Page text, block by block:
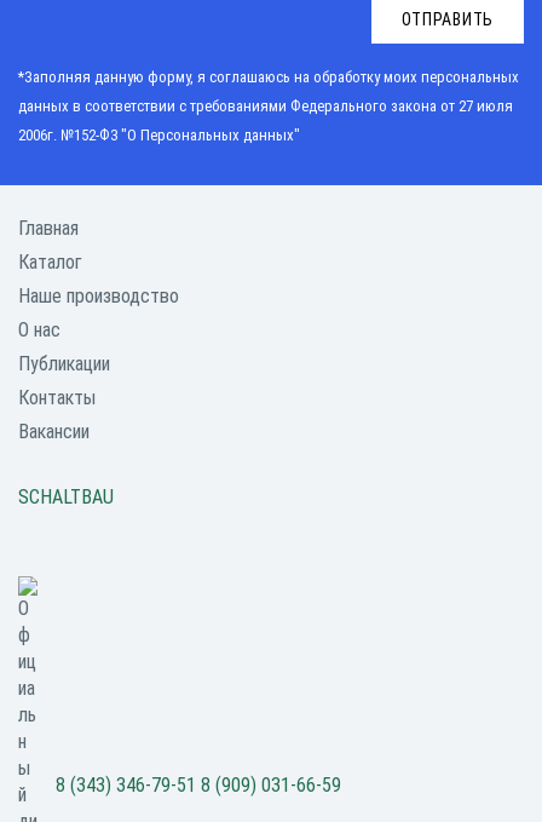
ОТПРАВИТЬ
*Заполняя данную форму, я соглашаюсь на обработку моих персональных
данных в соответствии с требованиями Федерального закона от 27 июля
2006г. №152-Ф3 "О Персональных данных"
Главная
Каталог
Наше производство
О нас
Публикации
Контакты
Вакансии
SCHALTBAU
8 (343) 346-79-51 8 (909) 031-66-59